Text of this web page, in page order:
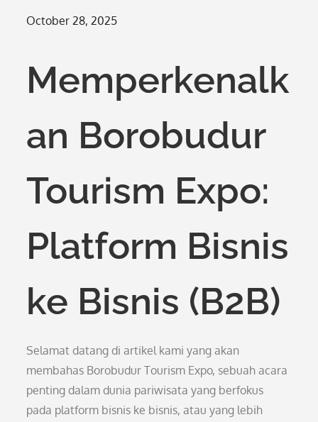
Posted
October 28, 2025
Memperkenalk
an Borobudur
Tourism Expo:
Platform Bisnis
ke Bisnis (B2B)
Selamat datang di artikel kami yang akan
membahas Borobudur Tourism Expo, sebuah acara
penting dalam dunia pariwisata yang berfokus
pada platform bisnis ke bisnis, atau yang lebih